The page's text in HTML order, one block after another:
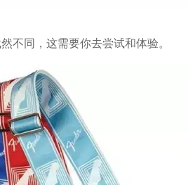
同，这需要你去尝试和体验。